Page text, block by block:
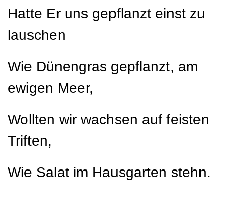
Hatte Er uns gepflanzt einst zu
lauschen
Wie Dünengras gepflanzt, am
ewigen Meer,
Wollten wir wachsen auf feisten
Triften,
Wie Salat im Hausgarten stehn.